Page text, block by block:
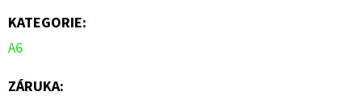
5
hvězdiček.
KATEGORIE:
A6
ZÁRUKA: